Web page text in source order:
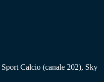
Sport Calcio (canale 202), Sky